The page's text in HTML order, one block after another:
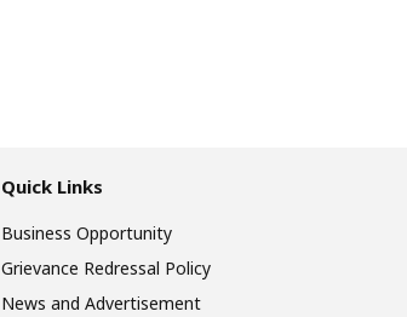
Quick Links
Business Opportunity
Grievance Redressal Policy
News and Advertisement